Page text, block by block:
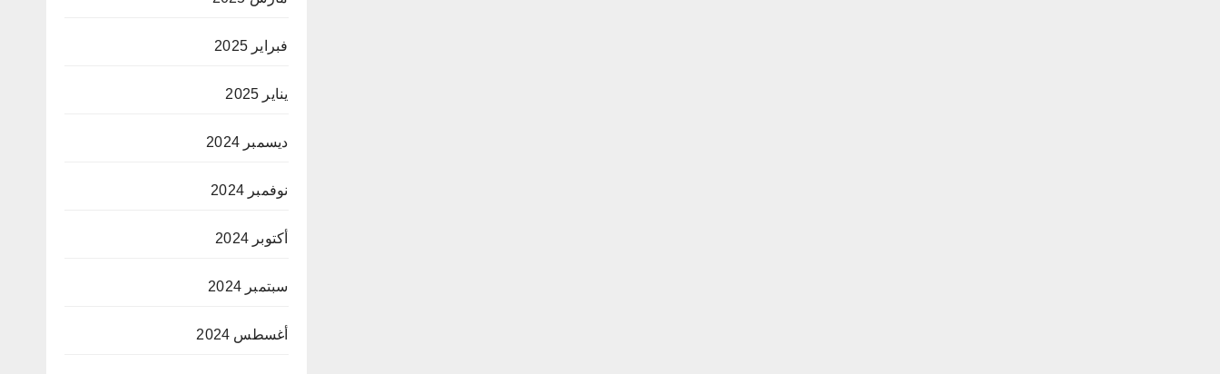
فبراير 2025
يناير 2025
ديسمبر 2024
نوفمبر 2024
أكتوبر 2024
سبتمبر 2024
أغسطس 2024